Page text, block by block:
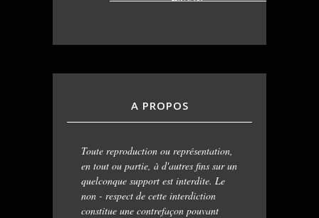
A PROPOS
Toute reproduction ou représentation,
en tout ou partie, à d'autres fins sur un
quelconque support est interdite. Le
non - respect de cette interdiction
constitue une contrefaçon pouvant